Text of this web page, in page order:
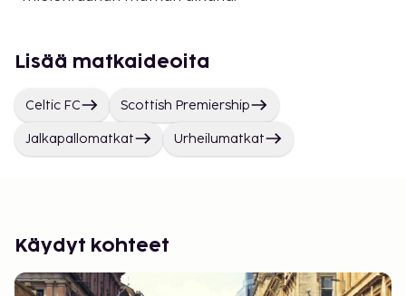
Lisää matkaideoita
Celtic FC Scottish Premiership
Jalkapallomatkat Urheilumatkat
Käydyt kohteet